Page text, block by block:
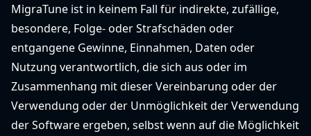
MigraTune ist in keinem Fall für indirekte, zufällige,
besondere, Folge- oder Strafschäden oder
entgangene Gewinne, Einnahmen, Daten oder
Nutzung verantwortlich, die sich aus oder im
Zusammenhang mit dieser Vereinbarung oder der
Verwendung oder der Unmöglichkeit der Verwendung
der Software ergeben, selbst wenn auf die Möglichkeit